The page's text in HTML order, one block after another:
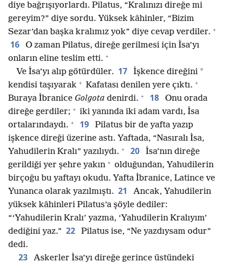
diye bağrışıyorlardı. Pilatus, “Kralınızı direğe mi
gereyim?” diye sordu. Yüksek kâhinler, “Bizim
Sezar’dan başka kralımız yok” diye cevap verdiler. +
16
O zaman Pilatus, direğe gerilmesi için İsa’yı
onların eline teslim etti. +
Ve İsa’yı alıp götürdüler. 17 İşkence direğini *
kendisi taşıyarak + Kafatası denilen yere çıktı. +
Buraya İbranice Golgota denirdi. + 18
Onu orada
direğe gerdiler; + iki yanında iki adam vardı, İsa
ortalarındaydı. + 19
Pilatus bir de yafta yazıp
işkence direği üzerine astı. Yaftada, “Nasıralı İsa,
Yahudilerin Kralı” yazılıydı. + 20
İsa’nın direğe
gerildiği yer şehre yakın + olduğundan, Yahudilerin
birçoğu bu yaftayı okudu. Yafta İbranice, Latince ve
Yunanca olarak yazılmıştı. 21
Ancak, Yahudilerin
yüksek kâhinleri Pilatus’a şöyle dediler:
“‘Yahudilerin Kralı’ yazma, ‘Yahudilerin Kralıyım’
dediğini yaz.” 22
Pilatus ise, “Ne yazdıysam odur”
dedi.
23
Askerler İsa’yı direğe gerince üstündeki